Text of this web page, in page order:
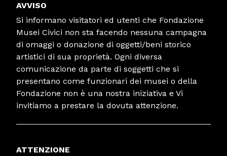
AVVISO
Si informano visitatori ed utenti che Fondazione
Musei Civici non sta facendo nessuna campagna
di omaggi o donazione di oggetti/beni storico
artistici di sua proprietà. Ogni diversa
comunicazione da parte di soggetti che si
presentano come funzionari dei musei o della
Fondazione non è una nostra iniziativa e Vi
invitiamo a prestare la dovuta attenzione.
ATTENZIONE